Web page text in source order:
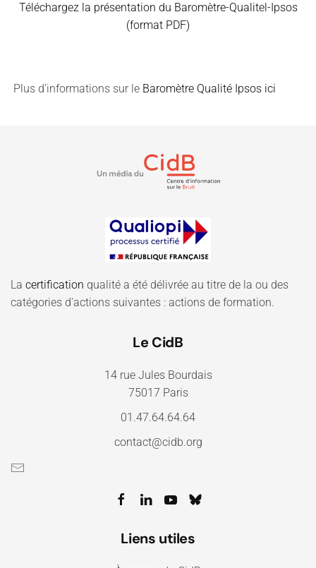
Téléchargez la présentation du Baromètre-Qualitel-Ipsos
(format PDF)
Plus d’informations sur le Baromètre Qualité Ipsos ici
La certification qualité a été délivrée au titre de la ou des
catégories d'actions suivantes : actions de formation.
Le CidB
14 rue Jules Bourdais
75017 Paris
01.47.64.64.64
contact@cidb.org
Liens utiles